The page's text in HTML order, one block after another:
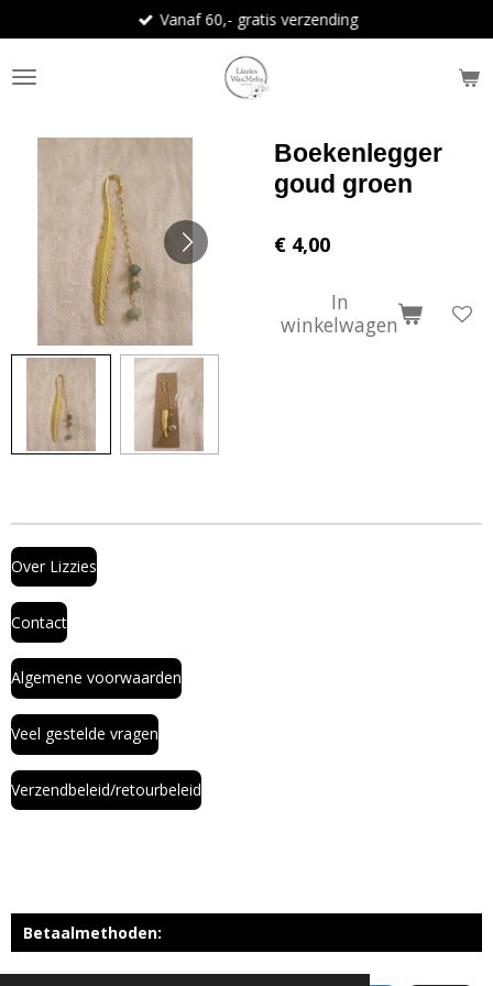
direct
naar
de
Vanaf 60,- gratis verzending
Boekenlegger
goud groen
€ 4,00
In
winkelwagen
Over Lizzies
Contact
Algemene voorwaarden
Veel gestelde vragen
Verzendbeleid/retourbeleid
Betaalmethoden: